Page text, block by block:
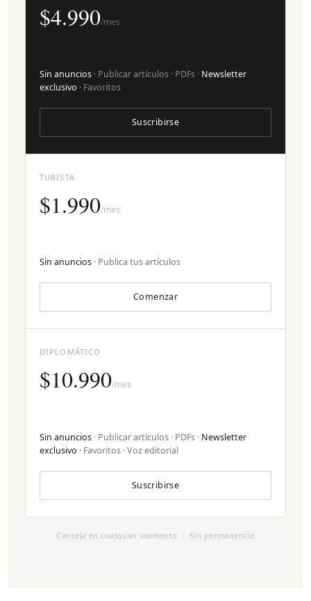
TURISTA
$1.990/mes
Sin anuncios · Publica tus artículos
Comenzar
$4.990/mes
Sin anuncios · Publicar artículos · PDFs · Newsletter
exclusivo · Favoritos
Suscribirse
DIPLOMÁTICO
$10.990/mes
Sin anuncios · Publicar artículos · PDFs · Newsletter
exclusivo · Favoritos · Voz editorial
Suscribirse
Cancela en cualquier momento · Sin permanencia